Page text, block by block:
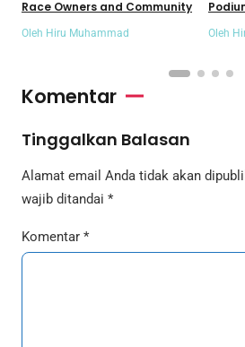
Race Owners and Community
Oleh Hiru Muhammad Oleh
Komentar
Tinggalkan Balasan
Alamat email Anda tidak akan
wajib ditandai *
Komentar *